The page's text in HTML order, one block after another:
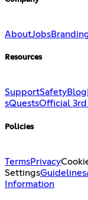
AboutJobs
Resources
SupportSafetyBlog
sQuestsOfficial
Policies
TermsPrivacy
SettingsGuidelines
Information